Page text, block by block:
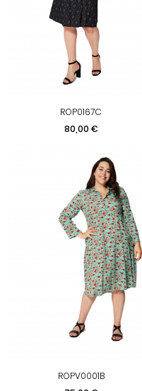
ROP0167C
Prix
80,00 €
ROPV0001B